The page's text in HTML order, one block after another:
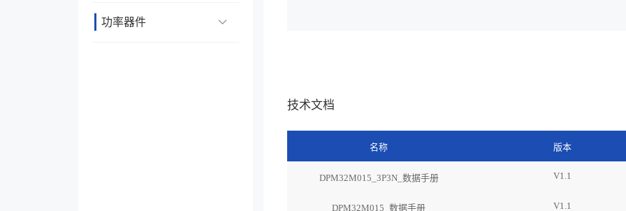
功率器件
技术文档
名称 版本
DPM32M015_3P3N_数据手册 V1.1
DPM32M015_数据手册 V1.1